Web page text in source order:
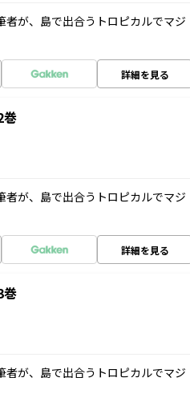
が、島で出合うトロピカルでマジ
詳細を見る
が、島で出合うトロピカルでマジ
詳細を見る
が、島で出合うトロピカルでマジ